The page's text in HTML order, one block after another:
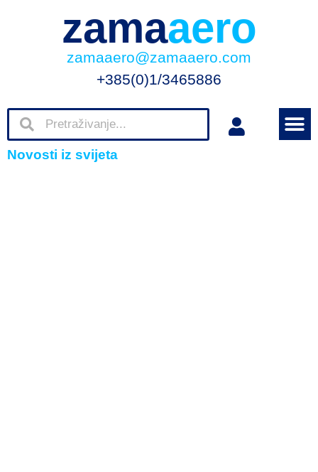
zamaaero
zamaaero@zamaaero.com
+385(0)1/3465886
Novosti iz svijeta